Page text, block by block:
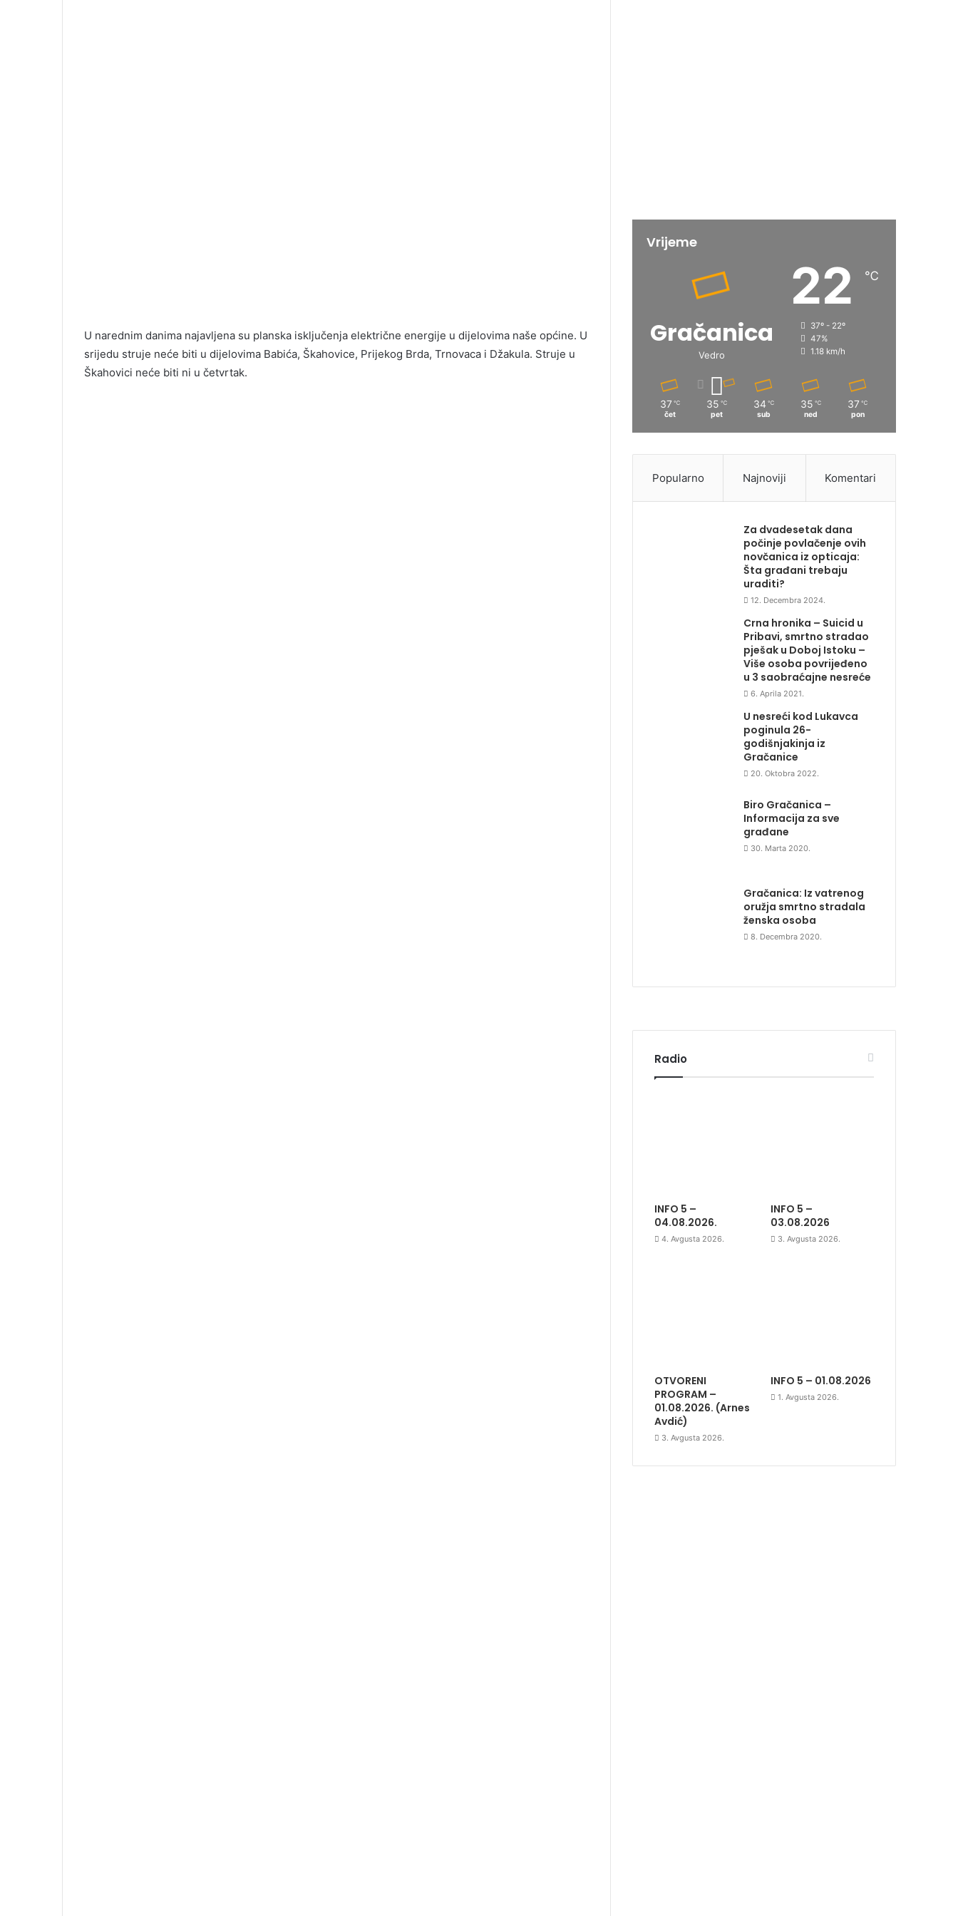
U narednim danima najavljena su planska isključenja električne energije u dijelovima naše općine. U
srijedu struje neće biti u dijelovima Babića, Škahovice, Prijekog Brda, Trnovaca i Džakula. Struje u
Škahovici neće biti ni u četvrtak.
Vrijeme
Gračanica
Vedro
22 ℃
37º - 22º
47%
1.18 km/h
37 ℃
čet
35 ℃
pet
34 ℃
sub
35 ℃
ned
37 ℃
pon
Popularno Najnoviji Komentari
Za dvadesetak dana
počinje povlačenje ovih
novčanica iz opticaja:
Šta građani trebaju
uraditi?
12. Decembra 2024.
Crna hronika – Suicid u
Pribavi, smrtno stradao
pješak u Doboj Istoku –
Više osoba povrijeđeno
u 3 saobraćajne nesreće
6. Aprila 2021.
U nesreći kod Lukavca
poginula 26-
godišnjakinja iz
Gračanice
20. Oktobra 2022.
Biro Gračanica –
Informacija za sve
građane
30. Marta 2020.
Gračanica: Iz vatrenog
oružja smrtno stradala
ženska osoba
8. Decembra 2020.
Radio
INFO 5 –
04.08.2026.
4. Avgusta 2026.
INFO 5 –
03.08.2026
3. Avgusta 2026.
OTVORENI
PROGRAM –
01.08.2026. (Arnes
Avdić)
3. Avgusta 2026.
INFO 5 – 01.08.2026
1. Avgusta 2026.